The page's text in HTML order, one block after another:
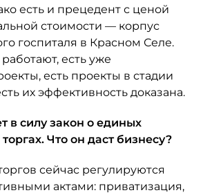
есть и прецедент с ценой
стоимости — корпус
госпиталя в Красном Селе.
есть уже
есть проекты в стадии
их эффективность доказана.
в силу закон о единых
Что он даст бизнесу?
сейчас регулируются
актами: приватизация,